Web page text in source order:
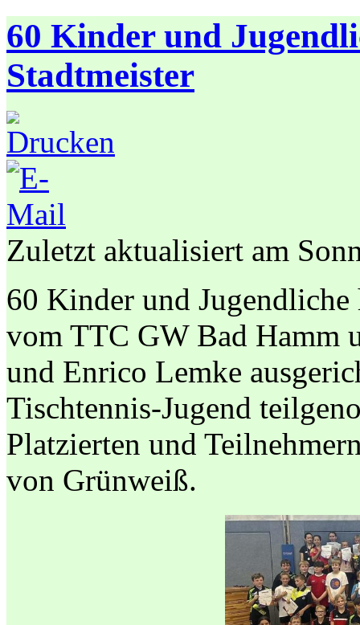
60 Kinder und
Stadtmeister
Zuletzt aktualisiert am
60 Kinder und
vom TTC GW Bad Hamm
und Enrico Lemke
Tischtennis-Jugend
Platzierten und
von Grünweiß.